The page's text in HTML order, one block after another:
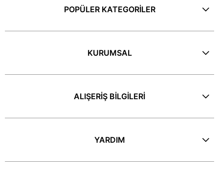
POPÜLER KATEGORİLER
KURUMSAL
ALIŞERİŞ BİLGİLERİ
YARDIM